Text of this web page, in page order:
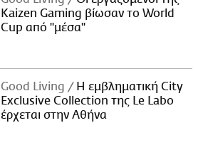
Kaizen Gaming βίωσαν το World
Cup από "μέσα"
Good Living
Η εμβληματική City
Exclusive Collection της Le Labo
έρχεται στην Αθήνα